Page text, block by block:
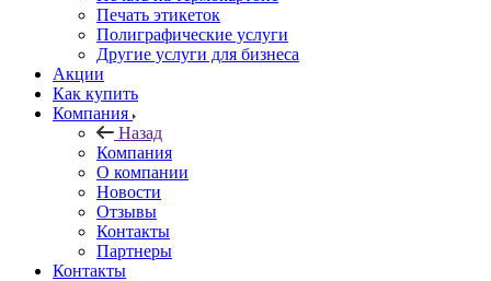
Печать этикеток
Полиграфические услуги
Другие услуги для бизнеса
Акции
Как купить
Компания
Назад
Компания
О компании
Новости
Отзывы
Контакты
Партнеры
Контакты